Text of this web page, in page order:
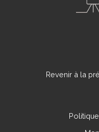
Revenir à la